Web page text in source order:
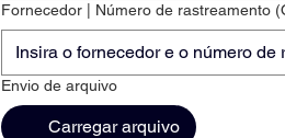
Fornecedor | Número de rastreamento
Envio de arquivo
Carregar arquivo